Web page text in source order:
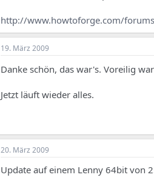
http://www.howtoforge.com/
19. März 2009
Danke schön, das war's. Voreilig
Jetzt läuft wieder alles.
20. März 2009
Update auf einem Lenny 64bit von